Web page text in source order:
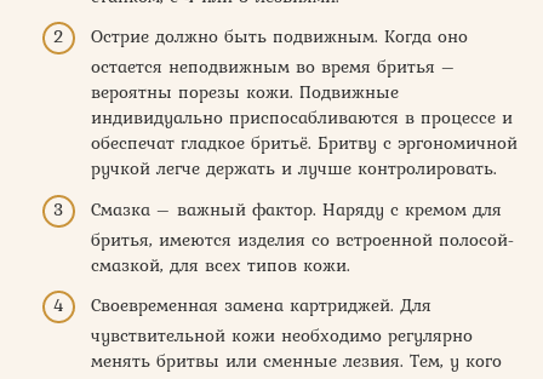
Острие должно быть подвижным. Когда оно
остается неподвижным во время бритья –
вероятны порезы кожи. Подвижные
индивидуально приспосабливаются в процессе и
обеспечат гладкое бритьё. Бритву с эргономичной
ручкой легче держать и лучше контролировать.
Смазка – важный фактор. Наряду с кремом для
бритья, имеются изделия со встроенной полосой-
смазкой, для всех типов кожи.
Своевременная замена картриджей. Для
чувствительной кожи необходимо регулярно
менять бритвы или сменные лезвия. Тем, у кого